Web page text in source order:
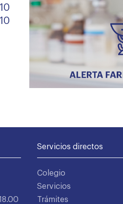
Servicios directos
Colegio
Servicios
Trámites